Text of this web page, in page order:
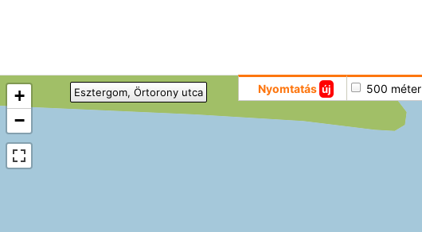
+
−
Nyomtatás új 500 méter
Esztergom, Örtorony utca